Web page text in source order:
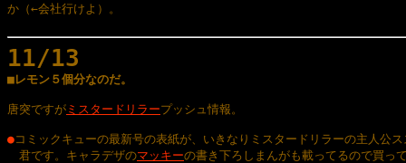
か（←会社行けよ）。
11/13
■レモン５個分なのだ。
唐突ですが ミスタードリラープッシュ情報。
●コミックキューの最新号の表紙が、いきなりミスタードリラーの主人公ス
君です。キャラデザのマッキーの書き下ろしまんがも載ってるので買っ